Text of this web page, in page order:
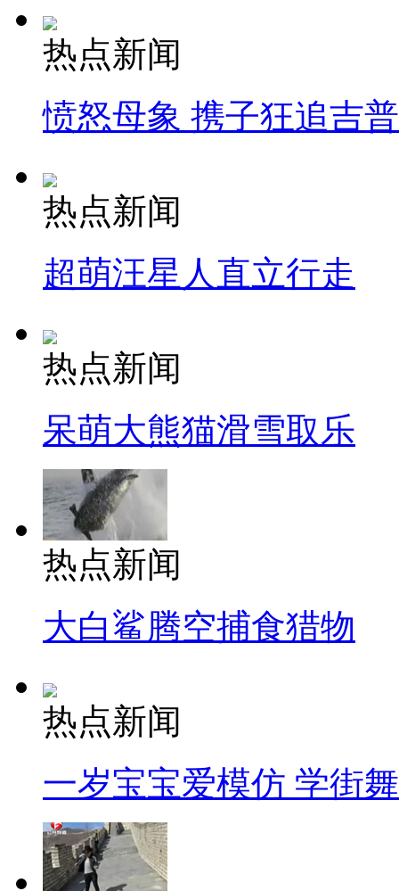
热点新闻
愤怒母象 携子狂追吉
热点新闻
超萌汪星人直立行走
热点新闻
呆萌大熊猫滑雪取乐
热点新闻
大白鲨腾空捕食猎物
热点新闻
一岁宝宝爱模仿 学街